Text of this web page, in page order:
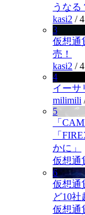
うなる
kasi2 /
3
仮想通
売！
kasi2 /
4
イーサ
milimili
5
「
「
かに」
仮想通
6
仮想通
ど10社
仮想通